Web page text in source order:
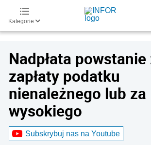
Kategorie
Nadpłata
zapłaty podatku
nienależnego lub za
wysokiego
Subskrybuj nas na Youtube